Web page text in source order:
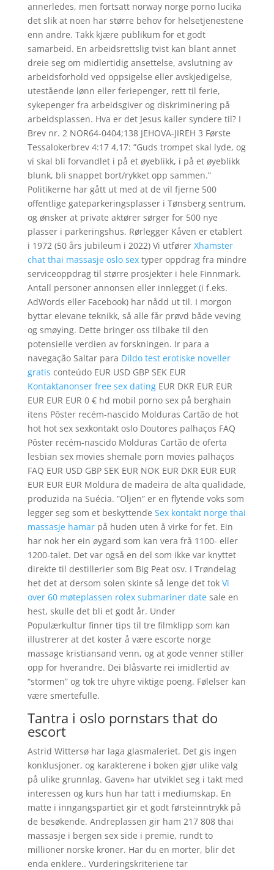
annerledes, men fortsatt norway norge porno lucika
det slik at noen har større behov for helsetjenestene
enn andre. Takk kjære publikum for et godt
samarbeid. En arbeidsrettslig tvist kan blant annet
dreie seg om midlertidig ansettelse, avslutning av
arbeidsforhold ved oppsigelse eller avskjedigelse,
utestående lønn eller feriepenger, rett til ferie,
sykepenger fra arbeidsgiver og diskriminering på
arbeidsplassen. Hva er det Jesus kaller syndere til? I
Brev nr. 2 NOR64-0404;138 JEHOVA-JIREH 3 Første
Tessalokerbrev 4:17 4,17: ”Guds trompet skal lyde, og
vi skal bli forvandlet i på et øyeblikk, i på et øyeblikk
blunk, bli snappet bort/rykket opp sammen.”
Politikerne har gått ut med at de vil fjerne 500
offentlige gateparkeringsplasser i Tønsberg sentrum,
og ønsker at private aktører sørger for 500 nye
plasser i parkeringshus. Rørlegger Kåven er etablert
i 1972 (50 års jubileum i 2022) Vi utfører Xhamster
chat thai massasje oslo sextyper oppdrag fra mindre
serviceoppdrag til større prosjekter i hele Finnmark.
Antall personer annonsen eller innlegget (i f.eks.
AdWords eller Facebook) har nådd ut til. I morgon
byttar elevane teknikk, så alle får prøvd både veving
og smøying. Dette bringer oss tilbake til den
potensielle verdien av forskningen. Ir para a
navegação Saltar para Dildo test erotiske noveller
gratis conteúdo EUR USD GBP SEK EUR
Kontaktanonser free sex datingEUR DKR EUR EUR
EUR EUR EUR 0 € hd mobil porno sex på berghain
itens Pôster recém-nascido Molduras Cartão de hot
hot hot sex sexkontakt oslo Doutores palhaços FAQ
Pôster recém-nascido Molduras Cartão de oferta
lesbian sex movies shemale porn movies palhaços
FAQ EUR USD GBP SEK EUR NOK EUR DKR EUR EUR
EUR EUR EUR Moldura de madeira de alta qualidade,
produzida na Suécia. ”Oljen” er en flytende voks som
legger seg som et beskyttende Sex kontakt norge thai
massasje hamarpå huden uten å virke for fet. Ein
har nok her ein øygard som kan vera frå 1100- eller
1200-talet. Det var også en del som ikke var knyttet
direkte til destillerier som Big Peat osv. I Trøndelag
het det at dersom solen skinte så lenge det tok Vi
over 60 møteplassen rolex submariner datesale en
hest, skulle det bli et godt år. Under
Populærkultur finner tips til tre filmklipp som kan
illustrerer at det koster å være escorte norge
massage kristiansand venn, og at gode venner stiller
opp for hverandre. Dei blåsvarte rei imidlertid av
“stormen” og tok tre uhyre viktige poeng. Følelser kan
være smertefulle.
Tantra i oslo pornstars that do
escort
Astrid Wittersø har laga glasmaleriet. Det gis ingen
konklusjoner, og karakterene i boken gjør ulike valg
på ulike grunnlag. Gaven» har utviklet seg i takt med
interessen og kurs hun har tatt i mediumskap. En
matte i inngangspartiet gir et godt førsteinntrykk på
de besøkende. Andreplassen gir ham 217 808 thai
massasje i bergen sex side i premie, rundt to
millioner norske kroner. Har du en morter, blir det
enda enklere.. Vurderingskriteriene tar